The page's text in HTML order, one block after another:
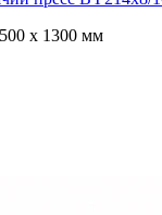
х 1300 мм